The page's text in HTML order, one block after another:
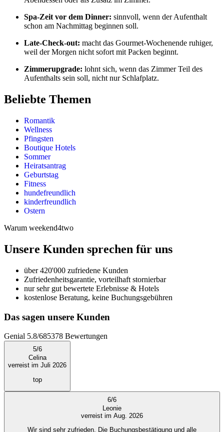
Spa-Zeit vor dem Dinner: sinnvoll, wenn der Aufenthalt
schon am Nachmittag beginnen soll.
Late-Check-out: macht das Gourmet-Wochenende ruhiger,
weil der Morgen nicht sofort mit Packen beginnt.
Zimmerupgrade: lohnt sich, wenn das Zimmer Teil des
Aufenthalts sein soll, nicht nur Schlafplatz.
Beliebte Themen
Romantik
Wellness
Pfingsten
Boutique Hotels
Sommer
Heiratsantrag
Geburtstag
Fitness
hundefreundlich
kinderfreundlich
Ostern
Warum weekend4two
Unsere Kunden sprechen für uns
über 420'000 zufriedene Kunden
Zufriedenheitsgarantie, vorteilhaft stornierbar
nur sehr gut bewertete Erlebnisse & Hotels
kostenlose Beratung, keine Buchungsgebühren
Das sagen unsere Kunden
Genial 5.8/685378 Bewertungen
5/6
Celina
verreist im Juli 2026
top
6/6
Leonie
verreist im Aug. 2026
Wir sind sehr zufrieden. Die Buchungsbestätigung und alle